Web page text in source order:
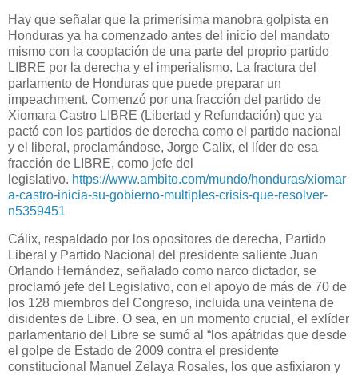
Hay que señalar que la primerísima manobra golpista en
Honduras ya ha comenzado antes del inicio del mandato
mismo con la cooptación de una parte del proprio partido
LIBRE por la derecha y el imperialismo. La fractura del
parlamento de Honduras que puede preparar un
impeachment. Comenzó por una fracción del partido de
Xiomara Castro LIBRE (Libertad y Refundación) que ya
pactó con los partidos de derecha como el partido nacional
y el liberal, proclamándose, Jorge Calix, el líder de esa
fracción de LIBRE, como jefe del
legislativo. https://www.ambito.com/mundo/honduras/xiomar
a-castro-inicia-su-gobierno-multiples-crisis-que-resolver-
n5359451
Cálix, respaldado por los opositores de derecha, Partido
Liberal y Partido Nacional del presidente saliente Juan
Orlando Hernández, señalado como narco dictador, se
proclamó jefe del Legislativo, con el apoyo de más de 70 de
los 128 miembros del Congreso, incluida una veintena de
disidentes de Libre. O sea, en un momento crucial, el exlíder
parlamentario del Libre se sumó al “los apátridas que desde
el golpe de Estado de 2009 contra el presidente
constitucional Manuel Zelaya Rosales, los que asfixiaron y